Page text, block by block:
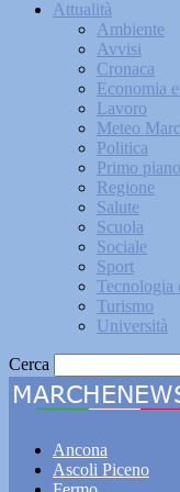
Attualità
Ambiente
Avvisi
Cronaca
Economia
Lavoro
Meteo
Politica
Primo
Regione
Salute
Scuola
Sociale
Sport
Tecnologia
Turismo
Università
Cerca
Ancona
Ascoli Piceno